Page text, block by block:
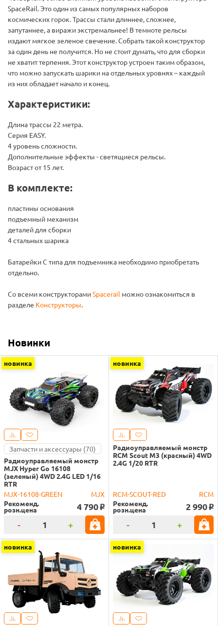
SpaceRail. Это один из самых популярных наборов
космических горок. Трассы стали длиннее, сложнее,
запутаннее, а виражи экстремальнее! В темноте рельсы
издают мягкое зеленое свечение. Собрать такой конструктор
за один день не получится. Но не стоит думать, что для сборки
не хватит терпения. Этот конструктор устроен таким образом,
что можно запускать шарики на отдельных уровнях – каждый
из них обладает начало и конец.
Характеристики:
Длина трассы 22 метра.
Серия EASY.
4 уровень сложности.
Дополнительные эффекты - светящиеся рельсы.
Возраст от 15 лет.
В комплекте:
пластины основания
подъемный механизм
деталей для сборки
4 стальных шарика
Батарейки С типа для подъемника необходимо приобретать
отдельно.
Со всеми конструкторамиSpacerail можно ознакомиться в
разделе Конструкторы.
Новинки
новинка
Запчасти и аксессуары (70)
Радиоуправляемый монстр
MJX Hyper Go 16108
(зеленый) 4WD 2.4G LED 1/16
RTR
MJX-16108-GREEN
MJX
Рекоменд.
розн.цена 4 790 o
- +
новинка
Радиоуправляемый монстр
RCM Scout M3 (красный) 4WD
2.4G 1/20 RTR
RCM-SCOUT-RED
RCM
Рекоменд.
розн.цена 2 990 o
- +
новинка новинка